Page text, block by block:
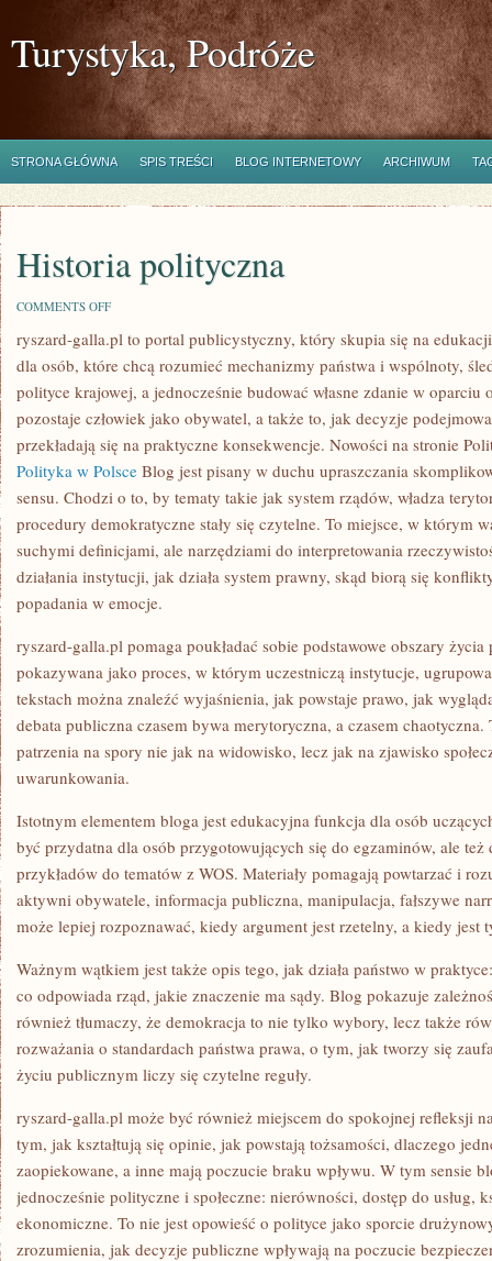
Turystyka, Podróże
STRONA GŁÓWNA SPIS TREŚCI BLOG INTERNETOWY ARCHIWUM
Historia polityczna
COMMENTS OFFON
POLITYCZNA
ryszard-galla.pl to portal publicystyczny, który skupia się na
dla osób, które chcą rozumieć mechanizmy państwa i wspólnoty,
polityce krajowej, a jednocześnie budować własne zdanie w
pozostaje człowiek jako obywatel, a także to, jak decyzje
przekładają się na praktyczne konsekwencje. Nowości na stronie
Polityka w Polsce Blog jest pisany w duchu upraszczania
sensu. Chodzi o to, by tematy takie jak system rządów, władza
procedury demokratyczne stały się czytelne. To miejsce, w którym
suchymi definicjami, ale narzędziami do interpretowania
działania instytucji, jak działa system prawny, skąd biorą się
popadania w emocje.
ryszard-galla.pl pomaga poukładać sobie podstawowe obszary
pokazywana jako proces, w którym uczestniczą instytucje,
tekstach można znaleźć wyjaśnienia, jak powstaje prawo, jak
debata publiczna czasem bywa merytoryczna, a czasem chaotyczna.
patrzenia na spory nie jak na widowisko, lecz jak na zjawisko
uwarunkowania.
Istotnym elementem bloga jest edukacyjna funkcja dla osób
być przydatna dla osób przygotowujących się do egzaminów, ale
przykładów do tematów z WOS. Materiały pomagają powtarzać i
aktywni obywatele, informacja publiczna, manipulacja, fałszywe
może lepiej rozpoznawać, kiedy argument jest rzetelny, a kiedy jest
Ważnym wątkiem jest także opis tego, jak działa państwo w
co odpowiada rząd, jakie znaczenie ma sądy. Blog pokazuje
również tłumaczy, że demokracja to nie tylko wybory, lecz także
rozważania o standardach państwa prawa, o tym, jak tworzy się
życiu publicznym liczy się czytelne reguły.
ryszard-galla.pl może być również miejscem do spokojnej refleksji
tym, jak kształtują się opinie, jak powstają tożsamości, dlaczego
zaopiekowane, a inne mają poczucie braku wpływu. W tym sensie
jednocześnie polityczne i społeczne: nierówności, dostęp do usług,
ekonomiczne. To nie jest opowieść o polityce jako sporcie
zrozumienia, jak decyzje publiczne wpływają na poczucie